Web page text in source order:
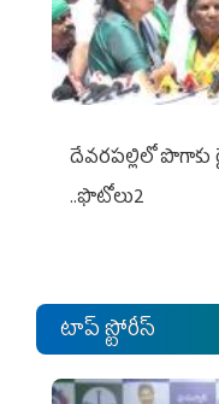
దేవరపల్లిలో
..ఫొటోలు2
టాప్ స్టోరీస్